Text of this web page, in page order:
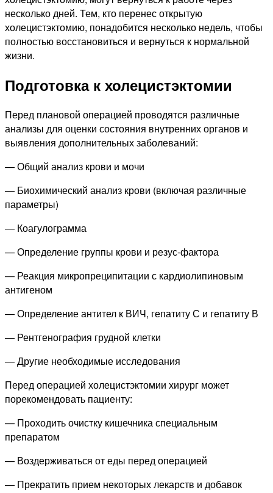
несколько дней. Тем, кто перенес открытую
холецистэктомию, понадобится несколько недель, чтобы
полностью восстановиться и вернуться к нормальной
жизни.
Подготовка к холецистэктомии
Перед плановой операцией проводятся различные
анализы для оценки состояния внутренних органов и
выявления дополнительных заболеваний:
— Общий анализ крови и мочи
— Биохимический анализ крови (включая различные
параметры)
— Коагулограмма
— Определение группы крови и резус-фактора
— Реакция микропреципитации с кардиолипиновым
антигеном
— Определение антител к ВИЧ, гепатиту С и гепатиту В
— Рентгенография грудной клетки
— Другие необходимые исследования
Перед операцией холецистэктомии хирург может
порекомендовать пациенту:
— Проходить очистку кишечника специальным
препаратом
— Воздерживаться от еды перед операцией
— Прекратить прием некоторых лекарств и добавок